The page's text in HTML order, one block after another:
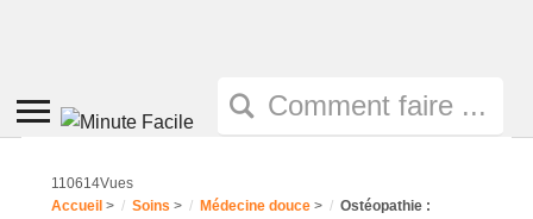
Toggle
&
navigation
110614Vues
Accueil > Soins > Médecine douce >
Ostéopathie :